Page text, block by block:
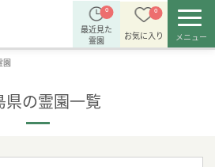
0
最近見た
霊園
0
お気に入り メニュー
園
県の霊園一覧